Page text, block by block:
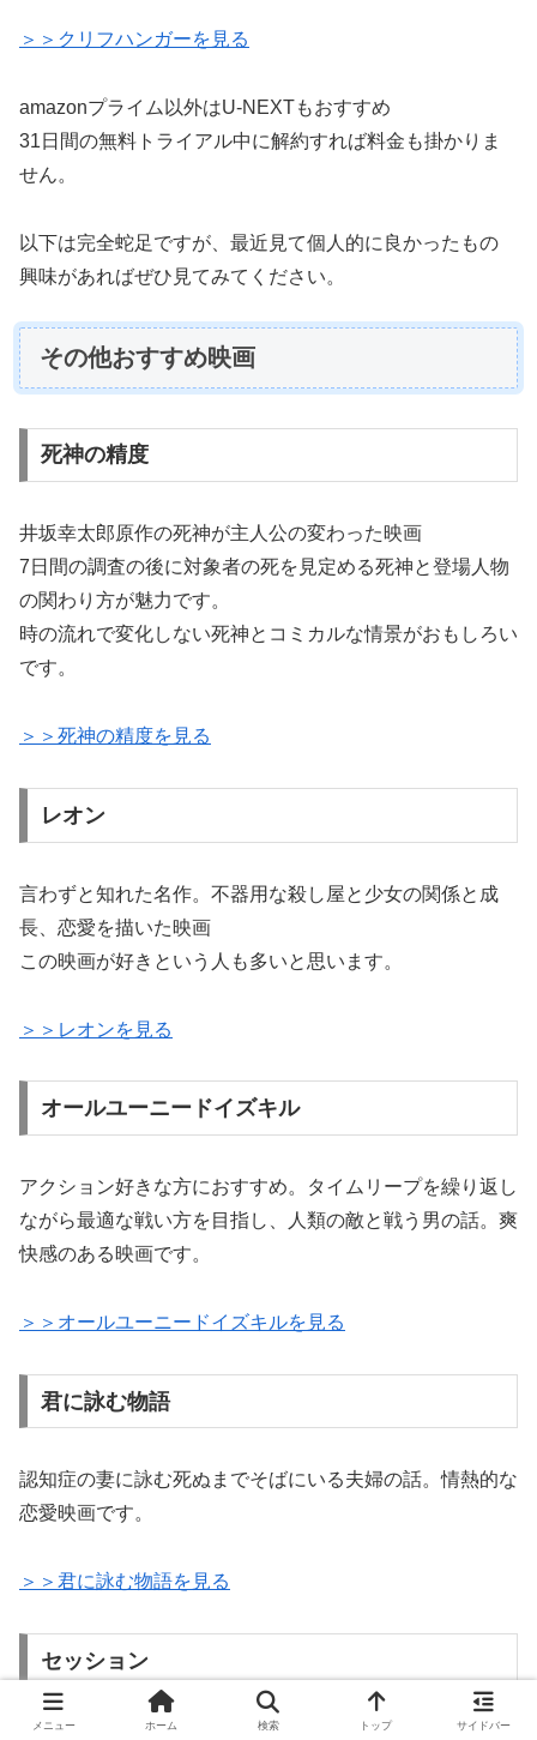
＞＞クリフハンガーを見る
amazonプライム以外はU-NEXTもおすすめ
31日間の無料トライアル中に解約すれば料金も掛かりま
せん。
以下は完全蛇足ですが、最近見て個人的に良かったもの
興味があればぜひ見てみてください。
その他おすすめ映画
死神の精度
井坂幸太郎原作の死神が主人公の変わった映画
7日間の調査の後に対象者の死を見定める死神と登場人物
の関わり方が魅力です。
時の流れで変化しない死神とコミカルな情景がおもしろい
です。
＞＞死神の精度を見る
レオン
言わずと知れた名作。不器用な殺し屋と少女の関係と成
長、恋愛を描いた映画
この映画が好きという人も多いと思います。
＞＞レオンを見る
オールユーニードイズキル
アクション好きな方におすすめ。タイムリープを繰り返し
ながら最適な戦い方を目指し、人類の敵と戦う男の話。爽
快感のある映画です。
＞＞オールユーニードイズキルを見る
君に詠む物語
認知症の妻に詠む死ぬまでそばにいる夫婦の話。情熱的な
恋愛映画です。
＞＞君に詠む物語を見る
セッション
メニュー ホーム 検索 トップ サイドバー